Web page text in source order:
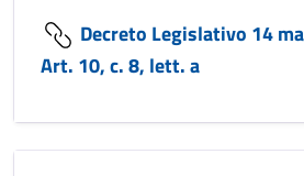
Decreto Legislativo 14
Art. 10, c. 8, lett. a